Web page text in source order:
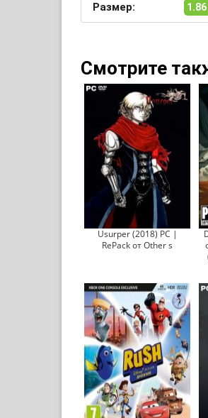
Размер: 1.86
Смотрите
Usurper (2018) PC |
RePack от Other s